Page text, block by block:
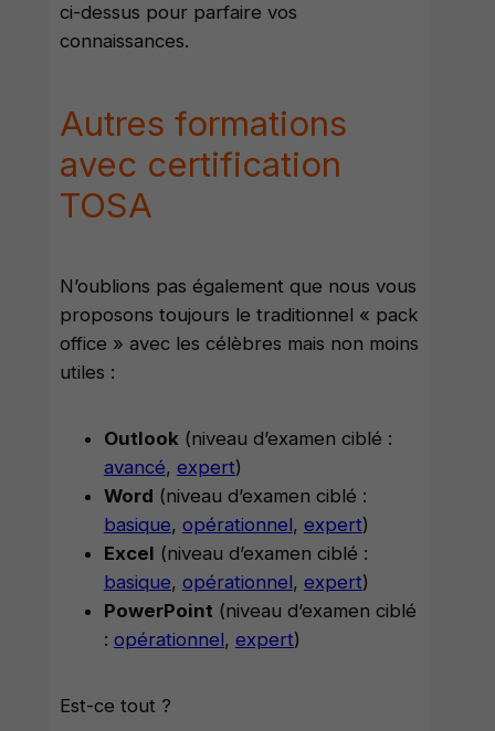
ci-dessus pour parfaire vos
connaissances.
Autres formations
avec certification
TOSA
N’oublions pas également que nous vous
proposons toujours le traditionnel « pack
office » avec les célèbres mais non moins
utiles :
Outlook(niveau d’examen ciblé :
avancé, expert)
Word (niveau d’examen ciblé :
basique, opérationnel, expert)
Excel (niveau d’examen ciblé :
basique, opérationnel, expert)
PowerPoint (niveau d’examen ciblé
: opérationnel, expert)
Est-ce tout ?